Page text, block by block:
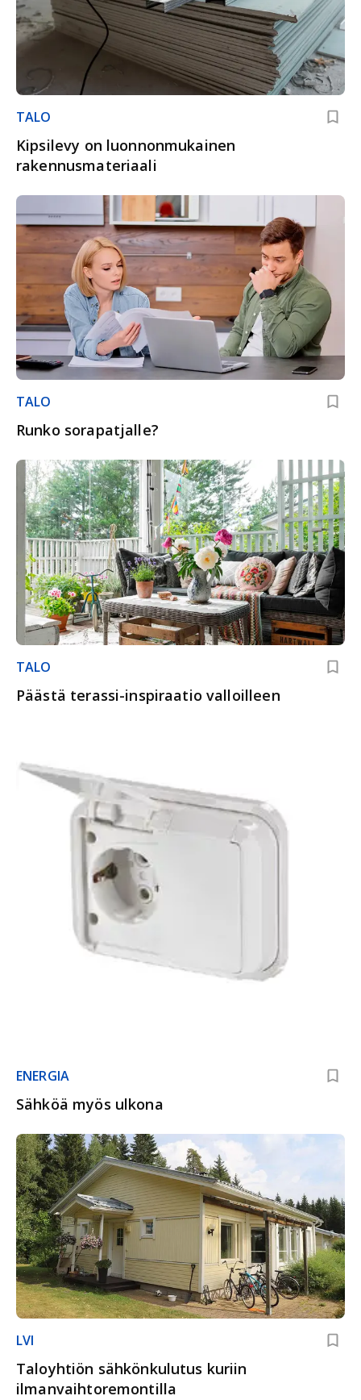
TALO
Kipsilevy on luonnonmukainen
rakennusmateriaali
TALO
Runko sorapatjalle?
TALO
Päästä terassi-inspiraatio valloilleen
ENERGIA
Sähköä myös ulkona
LVI
Taloyhtiön sähkönkulutus kuriin
ilmanvaihtoremontilla